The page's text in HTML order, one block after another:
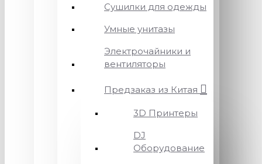
Сушилки для одежды
Умные унитазы
Электрочайники и
вентиляторы
Предзаказ из Китая
3D Принтеры
DJ
Оборудование